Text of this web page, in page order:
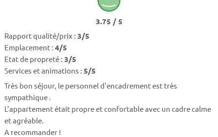
3.75 / 5
Rapport qualité/prix : 3/5
Emplacement : 4/5
Etat de propreté : 3/5
Services et animations : 5/5
Très bon séjour, le personnel d'encadrement est très
sympathique .
L'appartement était propre et confortable avec un cadre calme
et agréable.
A recommander !